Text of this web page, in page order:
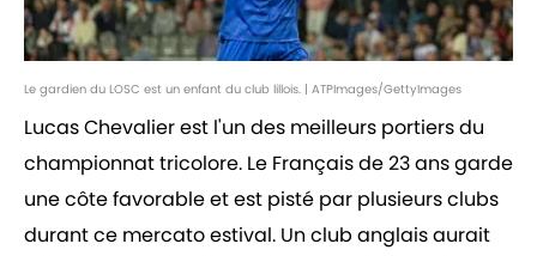
Le gardien du LOSC est un enfant du club lillois. | ATPImages/GettyImages
Lucas Chevalier est l'un des meilleurs portiers du
championnat tricolore. Le Français de 23 ans garde
une côte favorable et est pisté par plusieurs clubs
durant ce mercato estival. Un club anglais aurait